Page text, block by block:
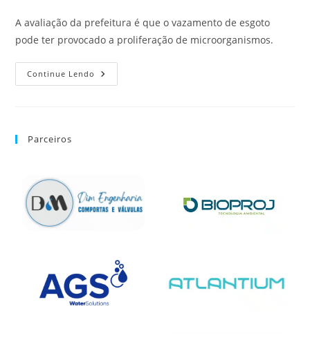
A avaliação da prefeitura é que o vazamento de esgoto
pode ter provocado a proliferação de microorganismos.
Continue Lendo
Parceiros